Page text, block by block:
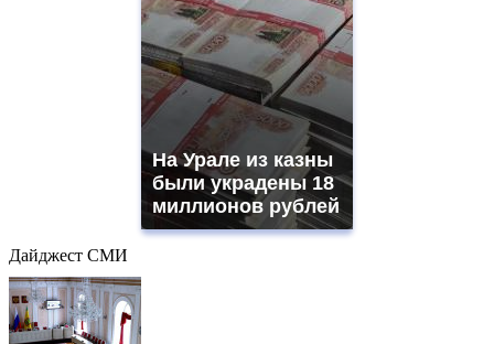
На Урале из казны
были украдены 18
миллионов рублей
Дайджест СМИ